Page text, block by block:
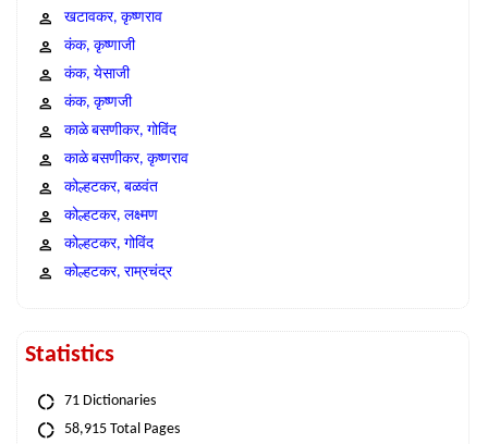
खटावकर, कृष्णराव
कंक, कृष्णाजी
कंक, येसाजी
कंक, कृष्णजी
काळे बसणीकर, गोविंद
काळे बसणीकर, कृष्णराव
कोल्हटकर, बळवंत
कोल्हटकर, लक्ष्मण
कोल्हटकर, गोविंद
कोल्हटकर, राम्रचंद्र
Statistics
71 Dictionaries
58,915 Total Pages